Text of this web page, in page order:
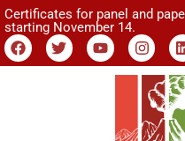
Certificates for panel and
starting November 14.